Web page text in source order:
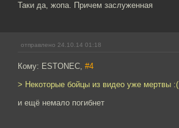
Таки да, жопа. Причем заслуженная
отправлено 24.10.14 01:18
Кому: ESTONEC, #4
> Некоторые бойцы из видео уже мертвы :(
и ещё немало погибнет